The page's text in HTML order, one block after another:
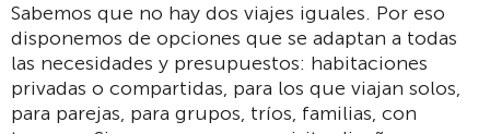
Sabemos que no hay dos viajes iguales. Por eso
disponemos de opciones que se adaptan a todas
las necesidades y presupuestos: habitaciones
privadas o compartidas, para los que viajan solos,
para parejas, para grupos, tríos, familias, con